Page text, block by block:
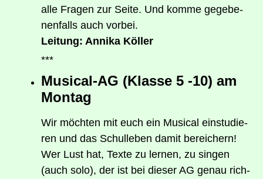
alle Fra­gen zur Sei­te. Und kom­me gege­be­
nen­falls auch vorbei.
Lei­tung: Anni­ka Köller
***
Musi­cal-AG (Klas­se 5 ‑10) am
Montag
Wir möch­ten mit euch ein Musi­cal ein­stu­die­
ren und das Schul­le­ben damit bereichern!
Wer Lust hat, Tex­te zu ler­nen, zu sin­gen
(auch solo), der ist bei die­ser AG genau rich­